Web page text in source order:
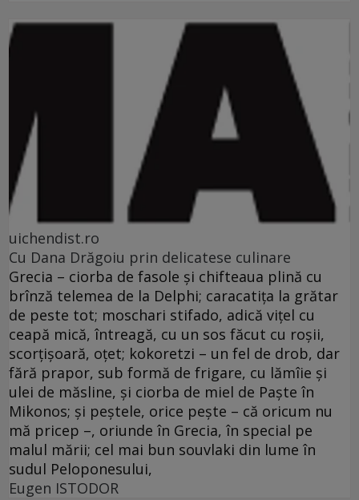
uichendist.ro
Cu Dana Drăgoiu prin delicatese culinare
Grecia – ciorba de fasole şi chifteaua plină cu
brînză telemea de la Delphi; caracatiţa la grătar
de peste tot; moschari stifado, adică viţel cu
ceapă mică, întreagă, cu un sos făcut cu roşii,
scorţişoară, oţet; kokoretzi – un fel de drob, dar
fără prapor, sub formă de frigare, cu lămîie şi
ulei de măsline, şi ciorba de miel de Paşte în
Mikonos; şi peştele, orice peşte – că oricum nu
mă pricep –, oriunde în Grecia, în special pe
malul mării; cel mai bun souvlaki din lume în
sudul Peloponesului,
Eugen ISTODOR